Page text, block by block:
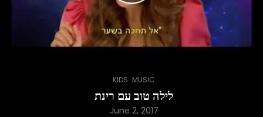
KIDS MUSIC
לילה טוב עם רינת
June 2, 2017